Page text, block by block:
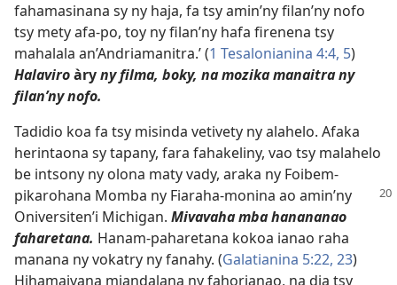
fahamasinana sy ny haja, fa tsy amin’ny filan’ny nofo
tsy mety afa-po, toy ny filan’ny hafa firenena tsy
mahalala an’Andriamanitra.’ (1 Tesalonianina 4:4, 5)
Halaviroàryny filma, boky, na mozika manaitra ny
filan’ny nofo.
Tadidio koa fa tsy misinda vetivety ny alahelo. Afaka
herintaona sy tapany, fara fahakeliny, vao tsy malahelo
be intsony ny olona maty vady, araka ny Foibem-
pikarohana Momba ny Fiaraha-monina ao amin’ny
Oniversiten’i Michigan. Mivavaha mba hanananao
faharetana. Hanam-paharetana kokoa ianao raha
manana ny vokatry ny fanahy. (Galatianina 5:22, 23)
Hihamaivana miandalana ny fahorianao, na dia tsy